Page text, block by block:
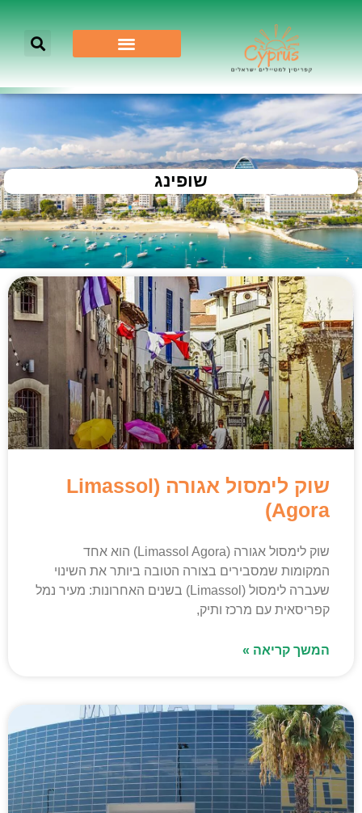
שופינג
שוק לימסול אגורה (Limassol
Agora)
שוק לימסול אגורה (Limassol Agora) הוא אחד
המקומות שמסבירים בצורה הטובה ביותר את השינוי
שעברה לימסול (Limassol) בשנים האחרונות: מעיר נמל
קפריסאית עם מרכז ותיק,
המשך קריאה »